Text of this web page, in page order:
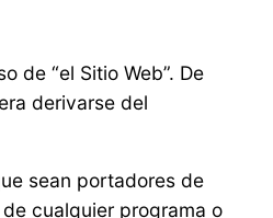
de “el Sitio Web”. De
derivarse del
sean portadores de
cualquier programa o